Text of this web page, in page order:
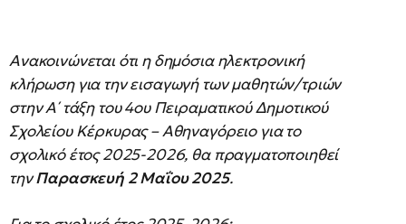
Ανακοινώνεται ότι η δημόσια ηλεκτρονική
κλήρωση για την εισαγωγή των μαθητών/τριών
στην Α΄ τάξη του 4ου Πειραματικού Δημοτικού
Σχολείου Κέρκυρας – Αθηναγόρειο για το
σχολικό έτος 2025-2026, θα πραγματοποιηθεί
τηνΠαρασκευή 2 Μαΐου 2025.